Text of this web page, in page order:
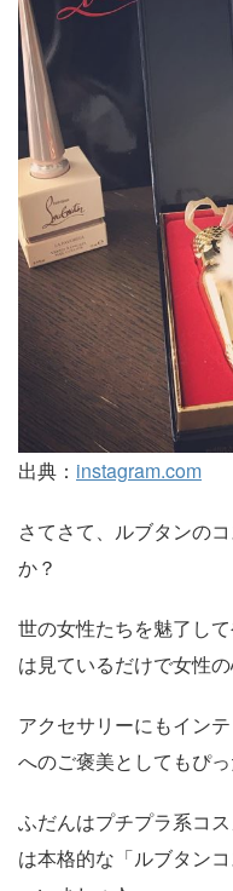
出典： instagram.com
さてさて、ルブタンの
か？
世の女性たちを魅了し
は見ているだけで女性
アクセサリーにもイン
へのご褒美としてもぴっ
ふだんはプチプラ系コ
は本格的な「ルブタン